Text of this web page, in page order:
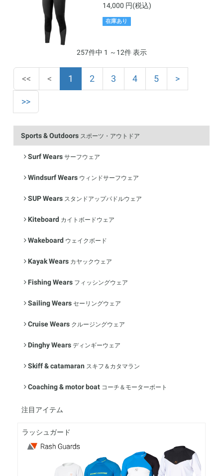
14,000 円(税込)
在庫あり
257件中 1 ～12件 表示
<< < 1 (current)
2 3 4 5 >
>>
Sports & Outdoors スポーツ・アウトドア
Surf Wears サーフウェア
Windsurf Wears ウィンドサーフウェア
SUP Wears スタンドアップパドルウェア
Kiteboard カイトボードウェア
Wakeboard ウェイクボード
Kayak Wears カヤックウェア
Fishing Wears フィッシングウェア
Sailing Wears セーリングウェア
Cruise Wears クルージングウェア
Dinghy Wears ディンギーウェア
Skiff & catamaran スキフ＆カタマラン
Coaching & motor boat コーチ＆モーターボート
注目アイテム
ラッシュガード